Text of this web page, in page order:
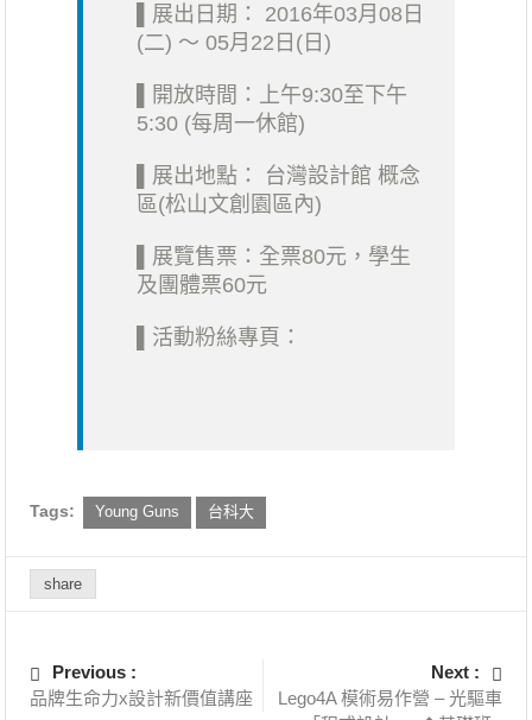
▌展出日期： 2016年03月08日
(二) ～ 05月22日(日)
▌開放時間：上午9:30至下午
5:30 (每周一休館)
▌展出地點： 台灣設計館 概念
區(松山文創園區內)
▌展覽售票：全票80元，學生
及團體票60元
▌活動粉絲專頁：
Tags: Young Guns 台科大
share
Previous :
品牌生命力x設計新價值講座
Next :
Lego4A 模術易作營 – 光驅車